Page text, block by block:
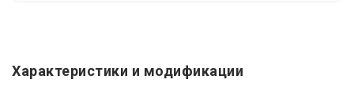
Характеристики и модификации